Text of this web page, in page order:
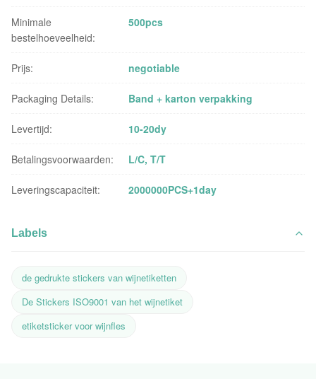
Minimale
bestelhoeveelheid:
500pcs
Prijs: negotiable
Packaging Details: Band + karton verpakking
Levertijd: 10-20dy
Betalingsvoorwaarden: L/C, T/T
Leveringscapaciteit: 2000000PCS+1day
Labels
de gedrukte stickers van wijnetiketten
De Stickers ISO9001 van het wijnetiket
etiketsticker voor wijnfles